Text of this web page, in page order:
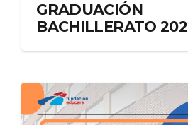
GRADUACIÓN
BACHILLERATO